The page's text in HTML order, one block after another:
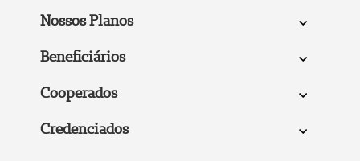
Nossos Planos
Beneficiários
Cooperados
Credenciados